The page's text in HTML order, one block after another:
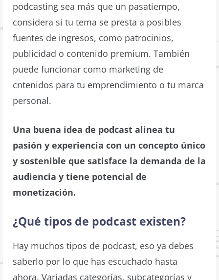
podcasting sea más que un pasatiempo,
considera si tu tema se presta a posibles
fuentes de ingresos, como patrocinios,
publicidad o contenido premium. También
puede funcionar como marketing de
cntenidos para tu emprendimiento o tu marca
personal.
Una buena idea de podcast alinea tu
pasión y experiencia con un concepto único
y sostenible que satisface la demanda de la
audiencia y tiene potencial de
monetización.
¿Qué tipos de podcast existen?
Hay muchos tipos de podcast, eso ya debes
saberlo por lo que has escuchado hasta
ahora. Variadas categorías, subcategorías y